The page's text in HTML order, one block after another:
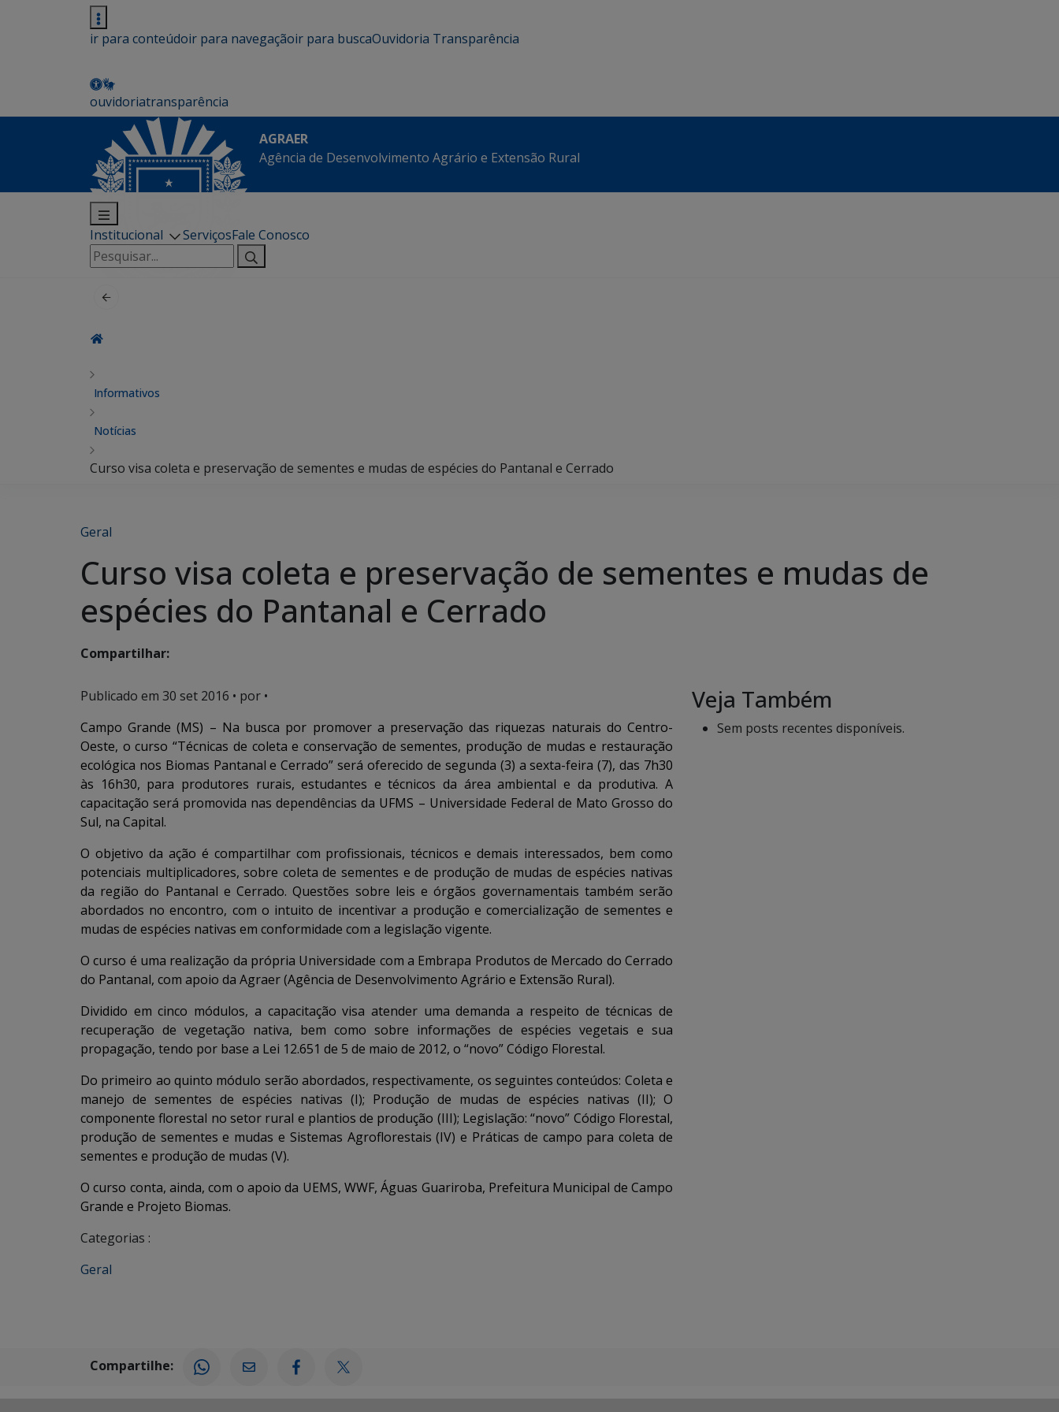
ir para conteúdoir para navegaçãoir para buscaOuvidoria Transparência
ouvidoriatransparência
AGRAER
Agência de Desenvolvimento Agrário e Extensão Rural
Institucional ServiçosFale Conosco
Pesquisar
por:
Informativos
Notícias
Curso visa coleta e preservação de sementes e mudas de espécies do Pantanal e Cerrado
Geral
Curso visa coleta e preservação de sementes e mudas de
espécies do Pantanal e Cerrado
Compartilhar:
Publicado em 30 set 2016 • por •
Campo Grande (MS) – Na busca por promover a preservação das riquezas naturais do Centro-
Oeste, o curso “Técnicas de coleta e conservação de sementes, produção de mudas e restauração
ecológica nos Biomas Pantanal e Cerrado” será oferecido de segunda (3) a sexta-feira (7), das 7h30
às 16h30, para produtores rurais, estudantes e técnicos da área ambiental e da produtiva. A
capacitação será promovida nas dependências da UFMS – Universidade Federal de Mato Grosso do
Sul, na Capital.
O objetivo da ação é compartilhar com profissionais, técnicos e demais interessados, bem como
potenciais multiplicadores, sobre coleta de sementes e de produção de mudas de espécies nativas
da região do Pantanal e Cerrado. Questões sobre leis e órgãos governamentais também serão
abordados no encontro, com o intuito de incentivar a produção e comercialização de sementes e
mudas de espécies nativas em conformidade com a legislação vigente.
O curso é uma realização da própria Universidade com a Embrapa Produtos de Mercado do Cerrado
do Pantanal, com apoio da Agraer (Agência de Desenvolvimento Agrário e Extensão Rural).
Dividido em cinco módulos, a capacitação visa atender uma demanda a respeito de técnicas de
recuperação de vegetação nativa, bem como sobre informações de espécies vegetais e sua
propagação, tendo por base a Lei 12.651 de 5 de maio de 2012, o “novo” Código Florestal.
Do primeiro ao quinto módulo serão abordados, respectivamente, os seguintes conteúdos: Coleta e
manejo de sementes de espécies nativas (I); Produção de mudas de espécies nativas (II); O
componente florestal no setor rural e plantios de produção (III); Legislação: “novo” Código Florestal,
produção de sementes e mudas e Sistemas Agroflorestais (IV) e Práticas de campo para coleta de
sementes e produção de mudas (V).
O curso conta, ainda, com o apoio da UEMS, WWF, Águas Guariroba, Prefeitura Municipal de Campo
Grande e Projeto Biomas.
Categorias :
Geral
Veja Também
Sem posts recentes disponíveis.
Compartilhe: